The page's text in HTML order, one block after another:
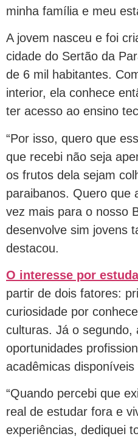
minha família e meu
A jovem nasceu e foi
cidade do Sertão da
de 6 mil habitantes.
interior, ela conhece
ter acesso ao ensino
“Por isso, quero que
que recebi não seja
os frutos dela sejam
paraibanos. Quero que
vez mais para o nosso
desenvolve sim jovens
destacou.
O interesse por
partir de dois fatores:
curiosidade por
culturas. Já o segundo,
oportunidades
acadêmicas
“Quando percebi que
real de estudar fora e
experiências, dediquei